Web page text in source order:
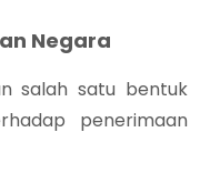
Negara
salah satu bentuk
penerimaan